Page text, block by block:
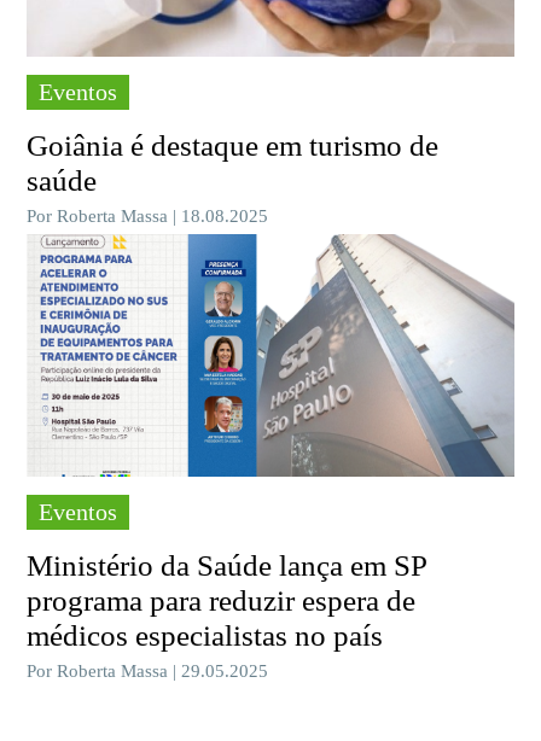
Eventos
Goiânia é destaque em turismo de
saúde
Por Roberta Massa | 18.08.2025
Eventos
Ministério da Saúde lança em SP
programa para reduzir espera de
médicos especialistas no país
Por Roberta Massa | 29.05.2025